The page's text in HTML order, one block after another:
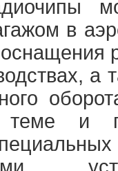
в
а
и